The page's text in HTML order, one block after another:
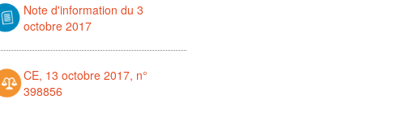
Note d'information du 3
octobre 2017
CE, 13 octobre 2017, n°
398856